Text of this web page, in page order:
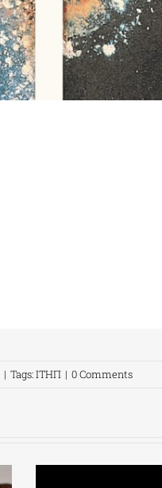
| Tags:ΙΤΗΠ | 0 Comments